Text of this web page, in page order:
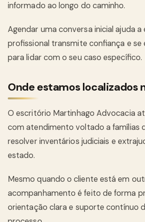
informado ao longo do caminho.
Agendar uma conversa inicial ajuda a
profissional transmite confiança e se
para lidar com o seu caso específico.
Onde estamos localizados
O escritório Martinhago Advocacia
com atendimento voltado a famílias
resolver inventários judiciais e
estado.
Mesmo quando o cliente está em
acompanhamento é feito de forma
orientação clara e suporte contínuo